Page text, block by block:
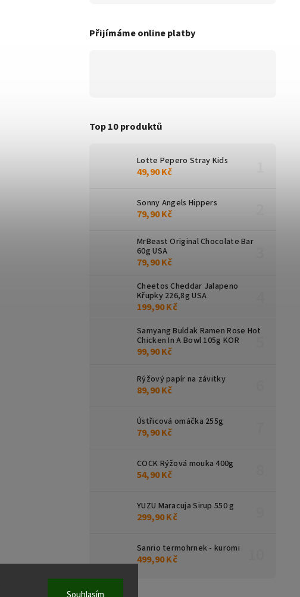
Přijímáme online platby
Top 10 produktů
Lotte Pepero Stray Kids
49,90 Kč
Sonny Angels Hippers
79,90 Kč
MrBeast Original Chocolate Bar
60g USA
79,90 Kč
Cheetos Cheddar Jalapeno
Křupky 226,8g USA
199,90 Kč
Samyang Buldak Ramen Rose Hot
Chicken In A Bowl 105g KOR
99,90 Kč
Rýžový papír na závitky
89,90 Kč
Ústřicová omáčka 255g
79,90 Kč
COCK Rýžová mouka 400g
54,90 Kč
YUZU Maracuja Sirup 550 g
299,90 Kč
Sanrio termohrnek - kuromi
499,90 Kč